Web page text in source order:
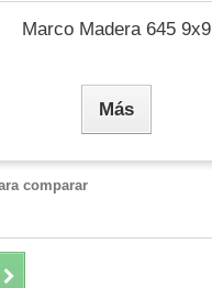
Marco Madera 645 9x9
Más
comparar